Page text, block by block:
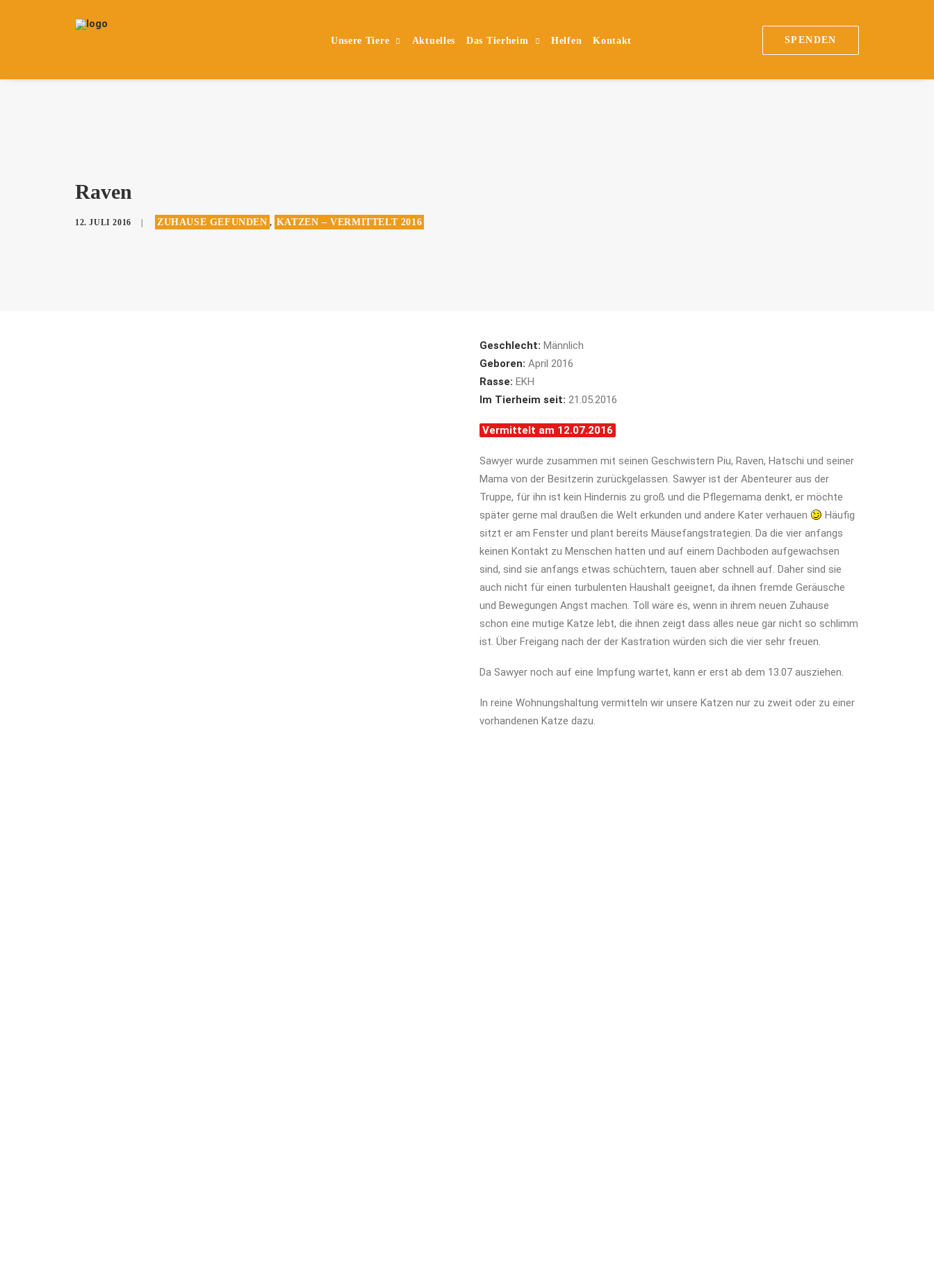
Unsere Tiere Aktuelles Das Tierheim Helfen Kontakt SPENDEN
Raven
12. JULI 2016 ZUHAUSE GEFUNDEN , KATZEN – VERMITTELT 2016
Geschlecht: Männlich
Geboren: April 2016
Rasse: EKH
Im Tierheim seit: 21.05.2016
Vermittelt am 12.07.2016
Sawyer wurde zusammen mit seinen Geschwistern Piu, Raven, Hatschi und seiner
Mama von der Besitzerin zurückgelassen. Sawyer ist der Abenteurer aus der
Truppe, für ihn ist kein Hindernis zu groß und die Pflegemama denkt, er möchte
später gerne mal draußen die Welt erkunden und andere Kater verhauen
Häufig
sitzt er am Fenster und plant bereits Mäusefangstrategien. Da die vier anfangs
keinen Kontakt zu Menschen hatten und auf einem Dachboden aufgewachsen
sind, sind sie anfangs etwas schüchtern, tauen aber schnell auf. Daher sind sie
auch nicht für einen turbulenten Haushalt geeignet, da ihnen fremde Geräusche
und Bewegungen Angst machen. Toll wäre es, wenn in ihrem neuen Zuhause
schon eine mutige Katze lebt, die ihnen zeigt dass alles neue gar nicht so schlimm
ist. Über Freigang nach der der Kastration würden sich die vier sehr freuen.
Da Sawyer noch auf eine Impfung wartet, kann er erst ab dem 13.07 ausziehen.
In reine Wohnungshaltung vermitteln wir unsere Katzen nur zu zweit oder zu einer
vorhandenen Katze dazu.